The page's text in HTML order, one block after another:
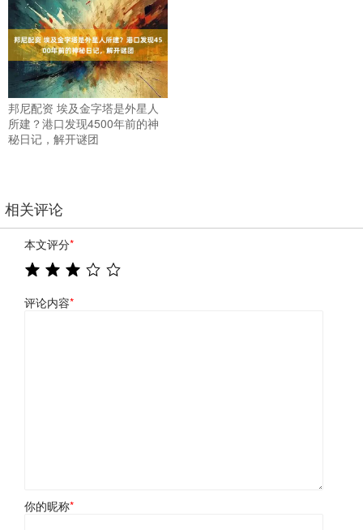
邦尼配资 埃及金字塔是外星人
所建？港口发现4500年前的神
秘日记，解开谜团
相关评论
本文评分*
评论内容*
你的昵称*